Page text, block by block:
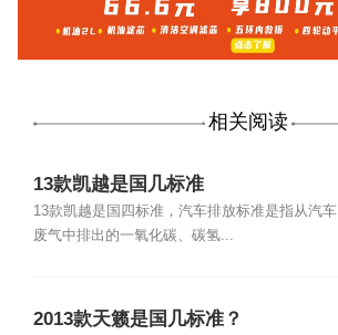
相关阅读
13款凯越是国几标准
13款凯越是国四标准，汽车排放标准是指从汽车
废气中排出的一氧化碳、碳氢...
2013款天籁是国几标准？